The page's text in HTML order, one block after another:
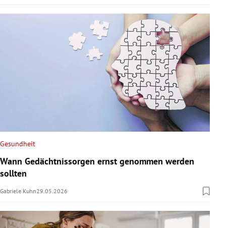
Gesundheit
Wann Gedächtnissorgen ernst genommen werden
sollten
Gabriele Kuhn29.05.2026